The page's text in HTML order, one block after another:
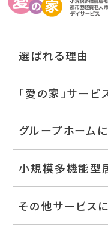
選ばれる理由
「愛の家」サービ
グループホーム
小規模多機能型
その他サービス